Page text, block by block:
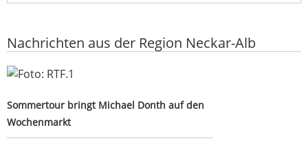
Nachrichten aus der Region Neckar-Alb
Sommertour bringt Michael Donth auf den Wochenmarkt
Sommertour bringt Michael Donth auf den
Wochenmarkt